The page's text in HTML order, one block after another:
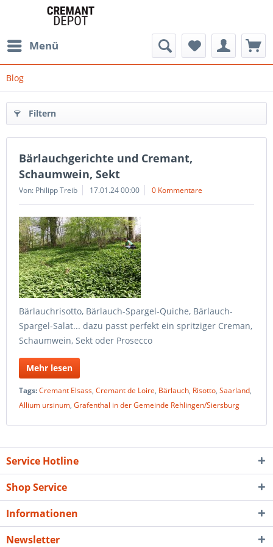
Menü
Blog
Filtern
Bärlauchgerichte und Cremant,
Schaumwein, Sekt
Von: Philipp Treib 17.01.24 00:00 0 Kommentare
Bärlauchrisotto, Bärlauch-Spargel-Quiche, Bärlauch-
Spargel-Salat... dazu passt perfekt ein spritziger Creman,
Schaumwein, Sekt oder Prosecco
Mehr lesen
Tags:Cremant Elsass, Cremant de Loire, Bärlauch, Risotto, Saarland,
Allium ursinum, Grafenthal in der Gemeinde Rehlingen/Siersburg
Service Hotline
Shop Service
Informationen
Newsletter